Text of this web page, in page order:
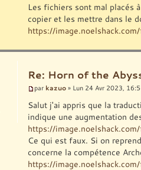
Les fichiers sont mal placés
copier et les mettre dans le
https://
Re: Horn of the
par kazuo » Lun 24 Avr 2023,
Salut j'ai appris que la
indique une augmentation
https://
Ce qui est faux. Si on
concerne la compétence
https://